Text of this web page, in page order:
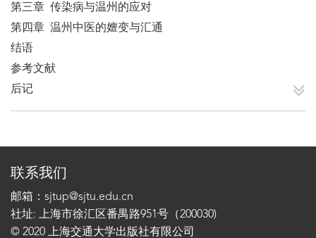
第三章 传染病与温州的应对
第四章 温州中医的嬗变与汇通
结语
参考文献
后记
联系我们
邮箱：sjtup@sjtu.edu.cn
社址: 上海市徐汇区番禺路951号（200030)
© 2020 上海交通大学出版社有限公司